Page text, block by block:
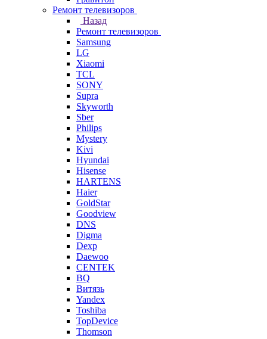
Ремонт телевизоров
Назад
Ремонт телевизоров
Samsung
LG
Xiaomi
TCL
SONY
Supra
Skyworth
Sber
Philips
Mystery
Kivi
Hyundai
Hisense
HARTENS
Haier
GoldStar
Goodview
DNS
Digma
Dexp
Daewoo
CENTEK
BQ
Витязь
Yandex
Toshiba
TopDevice
Thomson